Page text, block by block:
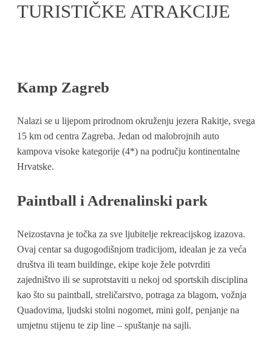
TURISTIČKE ATRAKCIJE
Kamp Zagreb
Nalazi se u lijepom prirodnom okruženju jezera Rakitje, svega
15 km od centra Zagreba. Jedan od malobrojnih auto
kampova visoke kategorije (4*) na području kontinentalne
Hrvatske.
Paintball i Adrenalinski park
Neizostavna je točka za sve ljubitelje rekreacijskog izazova.
Ovaj centar sa dugogodišnjom tradicijom, idealan je za veća
društva ili team buildinge, ekipe koje žele potvrditi
zajedništvo ili se suprotstaviti u nekoj od sportskih disciplina
kao što su paintball, streličarstvo, potraga za blagom, vožnja
Quadovima, ljudski stolni nogomet, mini golf, penjanje na
umjetnu stijenu te zip line – spuštanje na sajli.